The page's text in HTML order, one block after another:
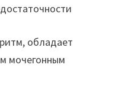
обладает
мочегонным